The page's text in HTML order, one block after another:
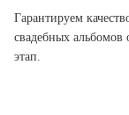
Гарантируем
свадебных
этап.